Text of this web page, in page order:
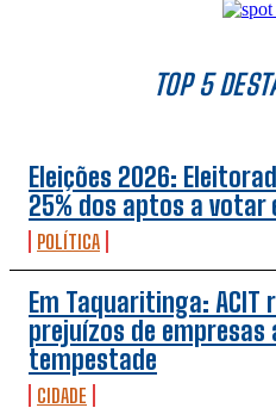
TOP 5
Eleições 2026:
25% dos aptos a votar
POLÍTICA
Em Taquaritinga:
prejuízos de
tempestade
CIDADE